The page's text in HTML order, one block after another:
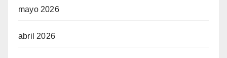
mayo 2026
abril 2026